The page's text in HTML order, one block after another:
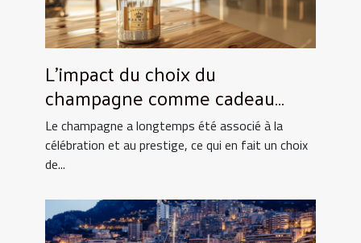
L'impact du choix du
champagne comme cadeau
d'entreprise
Le champagne a longtemps été associé à la
célébration et au prestige, ce qui en fait un choix
de...